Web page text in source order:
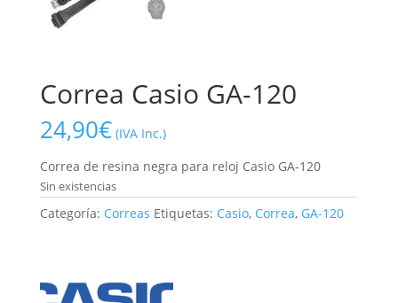
Correa Casio GA-120
24,90€ (IVA Inc.)
Correa de resina negra para reloj Casio GA-120
Sin existencias
Categoría: Correas Etiquetas: Casio, Correa, GA-120